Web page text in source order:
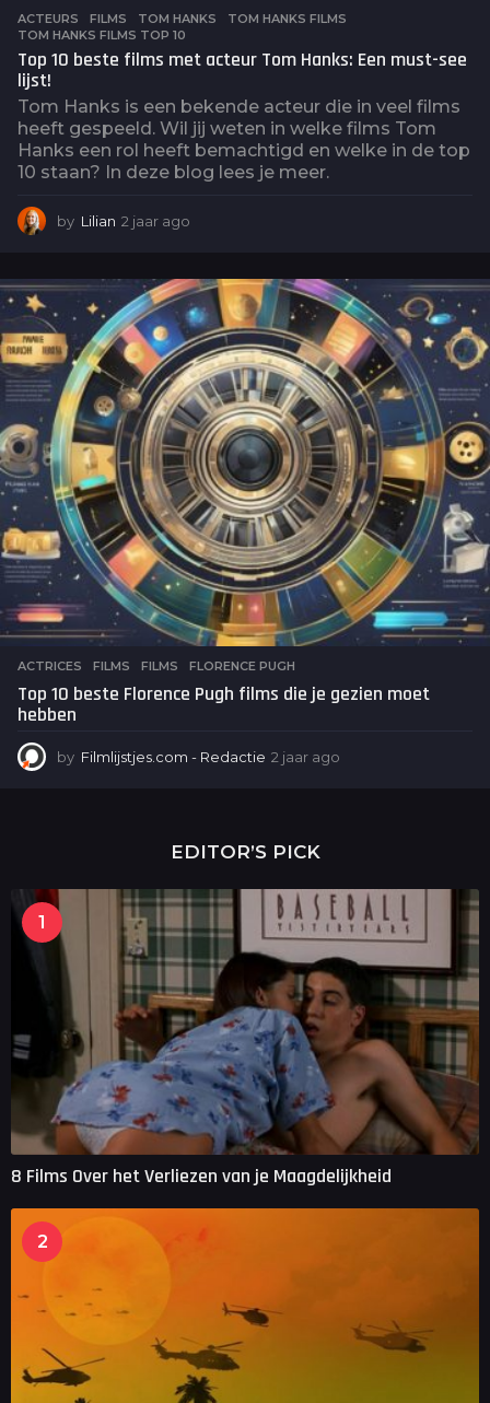
ACTEURS ,FILMS TOM HANKS ,TOM HANKS FILMS
TOM HANKS FILMS TOP 10
Top 10 beste films met acteur Tom Hanks: Een must-see
lijst!
Tom Hanks is een bekende acteur die in veel films
heeft gespeeld. Wil jij weten in welke films Tom
Hanks een rol heeft bemachtigd en welke in de top
10 staan? In deze blog lees je meer.
by Lilian 2 jaar ago
a
r
a
g
o
ACTRICES ,FILMS FILMS ,FLORENCE PUGH
Top 10 beste Florence Pugh films die je gezien moet
hebben
by Filmlijstjes.com - Redactie 2 jaar ago
EDITOR’S PICK
1
8 Films Over het Verliezen van je Maagdelijkheid
2